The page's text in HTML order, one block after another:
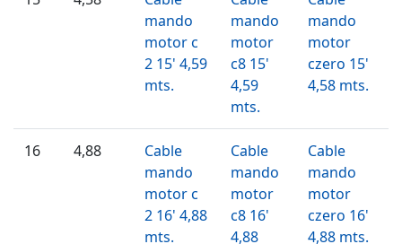
mando
motor c
2 15' 4,59
mts.
mando
motor
c8 15'
4,59
mts.
mando
motor
czero 15'
4,58 mts.
16 4,88
Cable
mando
motor c
2 16' 4,88
mts.
Cable
mando
motor
c8 16'
4,88
Cable
mando
motor
czero 16'
4,88 mts.